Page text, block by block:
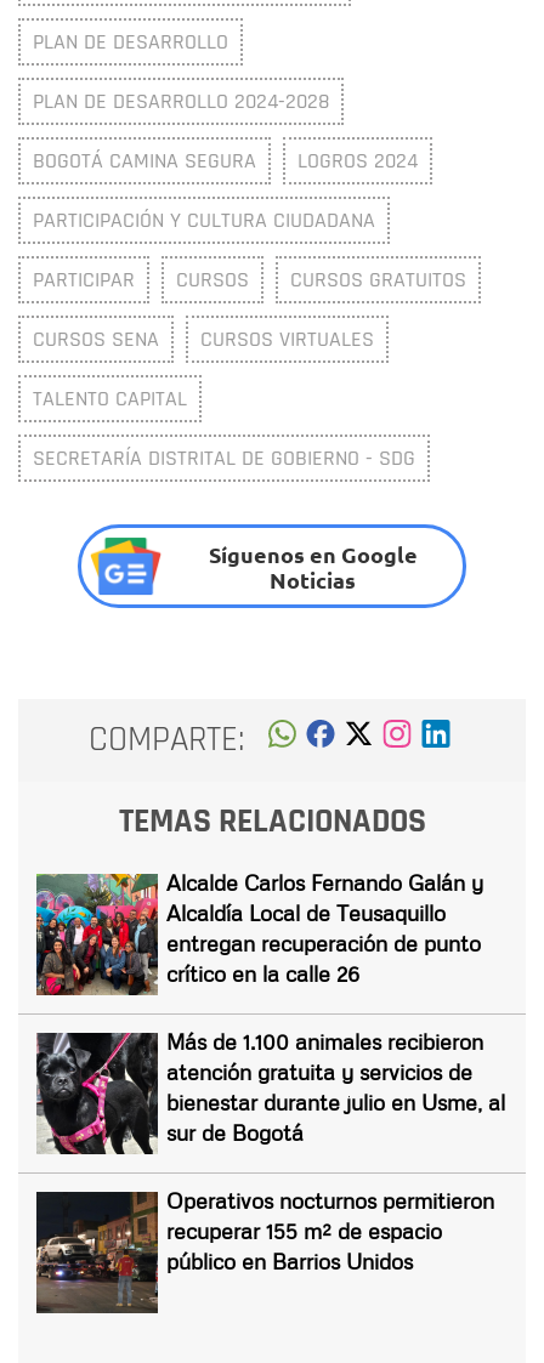
PLAN DE DESARROLLO
PLAN DE DESARROLLO 2024-2028
BOGOTÁ CAMINA SEGURA LOGROS 2024
PARTICIPACIÓN Y CULTURA CIUDADANA
PARTICIPAR CURSOS CURSOS GRATUITOS
CURSOS SENA CURSOS VIRTUALES
TALENTO CAPITAL
SECRETARÍA DISTRITAL DE GOBIERNO - SDG
Síguenos en Google
Noticias
COMPARTE:
TEMAS RELACIONADOS
Alcalde Carlos Fernando Galán y
Alcaldía Local de Teusaquillo
entregan recuperación de punto
crítico en la calle 26
Más de 1.100 animales recibieron
atención gratuita y servicios de
bienestar durante julio en Usme, al
sur de Bogotá
Operativos nocturnos permitieron
recuperar 155 m² de espacio
público en Barrios Unidos